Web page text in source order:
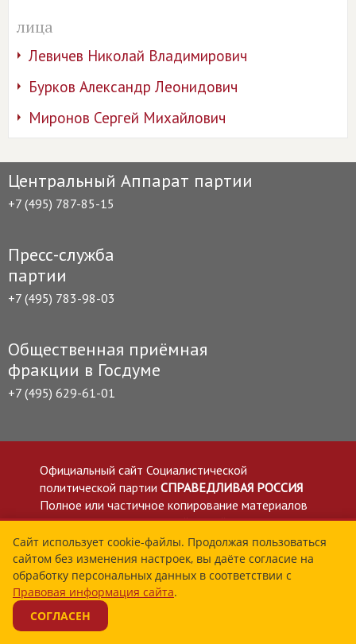
лица
Левичев Николай Владимирович
Бурков Александр Леонидович
Миронов Сергей Михайлович
Центральный Аппарат партии
+7 (495) 787-85-15
Пресс-служба
партии
+7 (495) 783-98-03
Общественная приёмная
фракции в Госдуме
+7 (495) 629-61-01
Официальный сайт Социалистической
политической партии СПРАВЕДЛИВАЯ РОССИЯ
Полное или частичное копирование материалов
приветствуется со ссылкой на сайт spravedlivo.ru
Политика в отношении обработки персональных
данных
Все материалы сайта spravedlivo.ru доступны по
лицензии Creative Commons Attribution 4.0 International
Сайт использует cookie-файлы. Продолжая пользоваться
сайтом без изменения настроек, вы даёте согласие на
обработку персональных данных в соответствии с
Правовая информация сайта.
СОГЛАСЕН